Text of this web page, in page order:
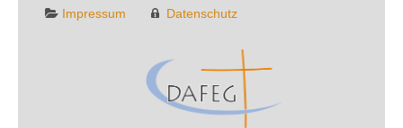
Impressum
Datenschutz